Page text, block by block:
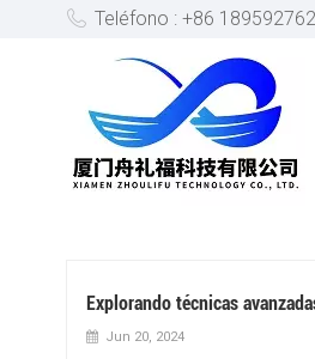
Teléfono : +86
PIEZAS
Explorando técnicas
Jun 20, 2024